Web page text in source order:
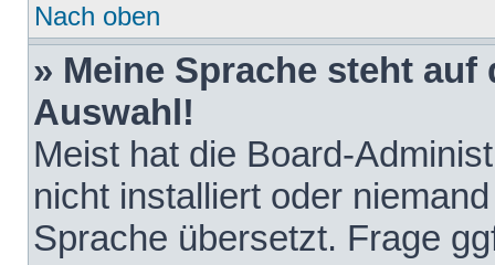
Nach oben
» Meine Sprache steht
Auswahl!
Meist hat die Board-
nicht installiert oder
Sprache übersetzt. Frage